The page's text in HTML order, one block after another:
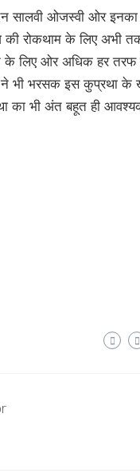
ओजस्वी ओर इनका
की रोकथाम के लिए
लिए ओर अधिक हर
भी भरसक इस कुप्रथा के
का भी अंत बहूत ही